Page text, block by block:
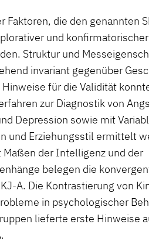
Faktoren, die den genannten
und konfirmatorischer
Struktur und
invariant gegenüber
für die Validität
zur Diagnostik von
Depression sowie mit
und Erziehungsstil ermittelt
der Intelligenz und der
belegen die
A. Die Kontrastierung von
in psychologischer
lieferte erste Hinweise